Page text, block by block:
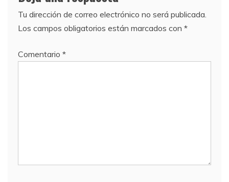
Tu dirección de correo electrónico no será publicada.
Los campos obligatorios están marcados con *
Comentario *